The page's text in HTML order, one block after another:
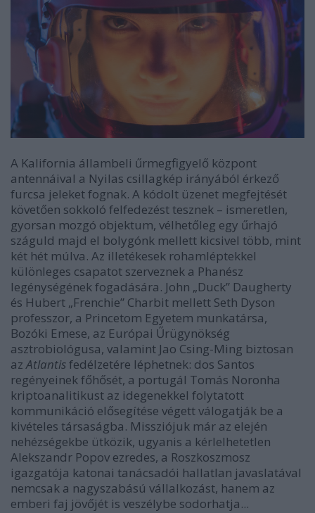
A Kalifornia állambeli űrmegfigyelő központ
antennáival a Nyilas csillagkép irányából érkező
furcsa jeleket fognak. A kódolt üzenet megfejtését
követően sokkoló felfedezést tesznek – ismeretlen,
gyorsan mozgó objektum, vélhetőleg egy űrhajó
száguld majd el bolygónk mellett kicsivel több, mint
két hét múlva. Az illetékesek rohamléptekkel
különleges csapatot szerveznek a Phanész
legénységének fogadására. John „Duck” Daugherty
és Hubert „Frenchie” Charbit mellett Seth Dyson
professzor, a Princetom Egyetem munkatársa,
Bozóki Emese, az Európai Űrügynökség
asztrobiológusa, valamint Jao Csing-Ming biztosan
azAtlantisfedélzetére léphetnek: dos Santos
regényeinek főhősét, a portugál Tomás Noronha
kriptoanalitikust az idegenekkel folytatott
kommunikáció elősegítése végett válogatják be a
kivételes társaságba. Missziójuk már az elején
nehézségekbe ütközik, ugyanis a kérlelhetetlen
Alekszandr Popov ezredes, a Roszkoszmosz
igazgatója katonai tanácsadói hallatlan javaslatával
nemcsak a nagyszabású vállalkozást, hanem az
emberi faj jövőjét is veszélybe sodorhatja...